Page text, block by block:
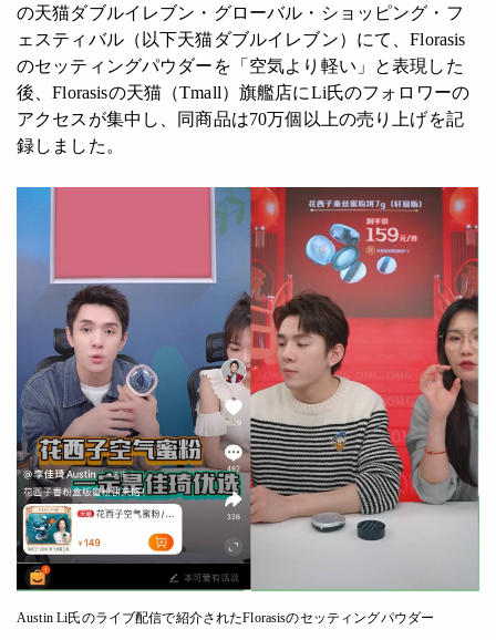
の天猫ダブルイレブン・グローバル・ショッピング・フ
ェスティバル（以下天猫ダブルイレブン）にて、Florasis
のセッティングパウダーを「空気より軽い」と表現した
後、Florasisの天猫（Tmall）旗艦店にLi氏のフォロワーの
アクセスが集中し、同商品は70万個以上の売り上げを記
録しました。
Austin Li氏のライブ配信で紹介されたFlorasisのセッティングパウダー